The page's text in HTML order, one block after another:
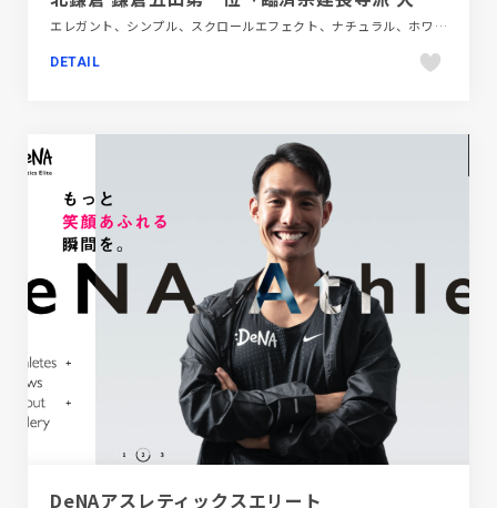
エレガント、シンプル、スクロールエフェクト、ナチュラル、ホワイト系、大きめ写真、施設・店舗サイト、旅行・ホテル・観光、日本テイスト
DETAIL
DeNAアスレティックスエリート